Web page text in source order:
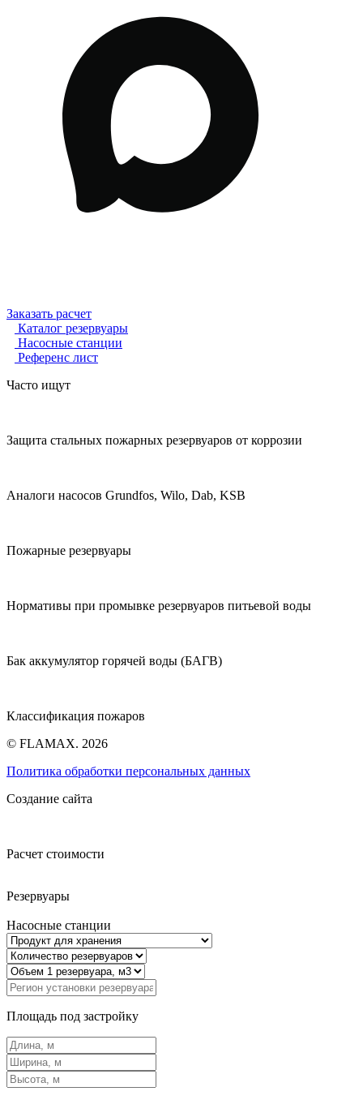
Заказать расчет
Каталог резервуары
Насосные станции
Референс лист
Часто ищут
Защита стальных пожарных резервуаров от коррозии
Аналоги насосов Grundfos, Wilo, Dab, KSB
Пожарные резервуары
Нормативы при промывке резервуаров питьевой воды
Бак аккумулятор горячей воды (БАГВ)
Классификация пожаров
© FLAMAX. 2026
Политика обработки персональных данных
Создание сайта
Расчет стоимости
Резервуары
Насосные станции
Площадь под застройку